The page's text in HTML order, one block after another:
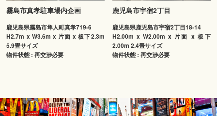
霧島市真孝駐車場内企画
鹿児島県霧島市隼人町真孝719-6
H2.7m x W3.6m x 片面 x 板下2.3m
5.9畳サイズ
物件状態 : 再交渉必要
鹿児島市宇宿2丁目
鹿児島県鹿児島市宇宿2丁目18-14
H2.00m x W2.00m x 片面 x 板下
2.00m 2.4畳サイズ
物件状態 : 再交渉必要